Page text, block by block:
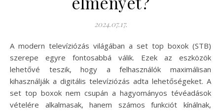
2024.07.17.
A modern televíziózás világában a set top boxok (STB)
szerepe egyre fontosabbá válik. Ezek az eszközök
lehetővé teszik, hogy a felhasználók maximálisan
kihasználják a digitális televíziózás adta lehetőségeket. A
set top boxok nem csupán a hagyományos tévéadások
vételére alkalmasak, hanem számos funkciót kínálnak,